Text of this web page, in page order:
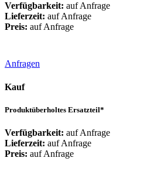
Verfügbarkeit: auf Anfrage
Lieferzeit: auf Anfrage
Preis: auf Anfrage
Anfragen
Kauf
Produktüberholtes Ersatzteil*
Verfügbarkeit: auf Anfrage
Lieferzeit: auf Anfrage
Preis: auf Anfrage